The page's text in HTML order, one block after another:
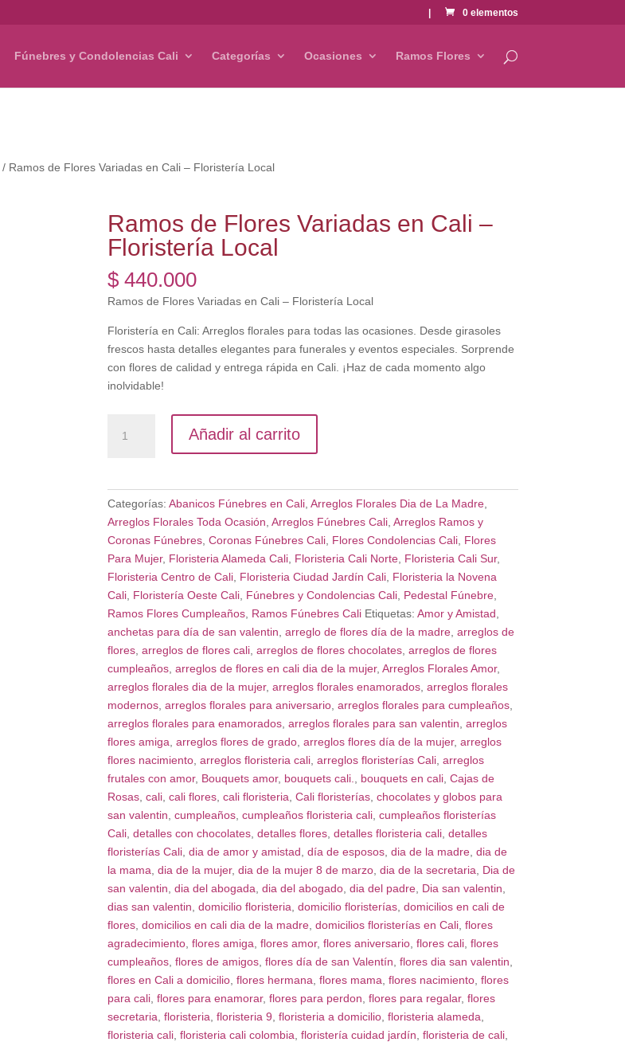
0 elementos
Fúnebres y Condolencias Cali Categorías Ocasiones Ramos Flores
/ Ramos de Flores Variadas en Cali – Floristería Local
Ramos de Flores Variadas en Cali –
Floristería Local
$440.000
Ramos de Flores Variadas en Cali – Floristería Local
Floristería en Cali: Arreglos florales para todas las ocasiones. Desde girasoles
frescos hasta detalles elegantes para funerales y eventos especiales. Sorprende
con flores de calidad y entrega rápida en Cali. ¡Haz de cada momento algo
inolvidable!
Añadir al carrito
Categorías: Abanicos Fúnebres en Cali, Arreglos Florales Dia de La Madre,
Arreglos Florales Toda Ocasión Arreglos Fúnebres Cali, Arreglos Ramos y
Coronas Fúnebres, Coronas Fúnebres Cali, Flores Condolencias Cali, Flores
Para Mujer, Floristeria Alameda Cali, Floristeria Cali Norte, Floristeria Cali Sur,
Floristeria Centro de Cali, Floristeria Ciudad Jardín Cali, Floristeria la Novena
Cali, Floristería Oeste Cali, Fúnebres y Condolencias Cali, Pedestal Fúnebre,
Ramos Flores Cumpleaños, Ramos Fúnebres Cali Etiquetas: Amor y Amistad
anchetas para día de san valentin arreglo de flores día de la madre, arreglos de
flores, arreglos de flores cali, arreglos de flores chocolates, arreglos de flores
cumpleaños, arreglos de flores en cali dia de la mujer, Arreglos Florales Amor,
arreglos florales dia de la mujer, arreglos florales enamorados, arreglos florales
modernos, arreglos florales para aniversario, arreglos florales para cumpleaños,
arreglos florales para enamorados, arreglos florales para san valentin arreglos
flores amiga arreglos flores de grado, arreglos flores día de la mujer, arreglos
flores nacimiento, arreglos floristeria cali, arreglos floristerías Cali, arreglos
frutales con amor, Bouquets amor, bouquets cali. bouquets en cali, Cajas de
Rosas, cali, cali flores, cali floristeria Cali floristerías, chocolates y globos para
san valentin cumpleaños, cumpleaños floristeria cali, cumpleaños floristerías
Cali, detalles con chocolates, detalles flores, detalles floristeria cali, detalles
floristerías Cali, dia de amor y amistad día de esposos, dia de la madre, dia de
la mama dia de la mujer, dia de la mujer 8 de marzo, dia de la secretaria
Dia de
san valentin dia del abogada dia del abogado, dia del padre, Dia san valentin
dias san valentin domicilio floristeria domicilio floristerías, domicilios en cali de
flores, domicilios en cali dia de la madre, domicilios floristerías en Cali, flores
agradecimiento, flores amiga flores amor, flores aniversario, flores cali, flores
cumpleaños, flores de amigos, flores día de san Valentín flores dia san valentin
flores en Cali a domicilio, flores hermana flores mama flores nacimiento, flores
para cali, flores para enamorar, flores para perdon flores para regalar, flores
secretaria floristeria floristeria 9 floristeria a domicilio, floristeria alameda
floristeria cali, floristeria cali colombia floristería cuidad jardín floristeria de cali,